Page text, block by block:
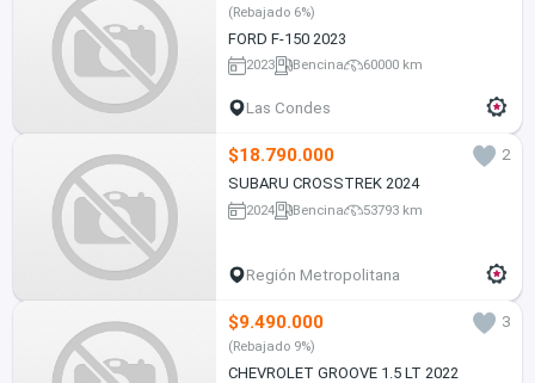
(Rebajado 6%)
FORD F-150 2023
2023 Bencina 60000 km
Las Condes
$18.790.000
2
SUBARU CROSSTREK 2024
2024 Bencina 53793 km
Región Metropolitana
$9.490.000 3
(Rebajado 9%)
CHEVROLET GROOVE 1.5 LT 2022